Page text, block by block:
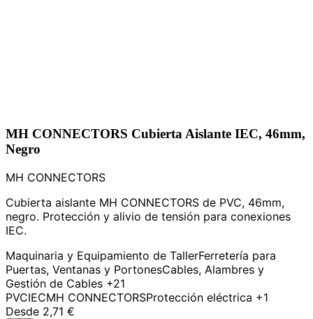
MH CONNECTORS Cubierta Aislante IEC, 46mm,
Negro
MH CONNECTORS
Cubierta aislante MH CONNECTORS de PVC, 46mm,
negro. Protección y alivio de tensión para conexiones
IEC.
Maquinaria y Equipamiento de TallerFerretería para
Puertas, Ventanas y PortonesCables, Alambres y
Gestión de Cables +21
PVCIECMH CONNECTORSProtección eléctrica +1
Desde 2,71 €